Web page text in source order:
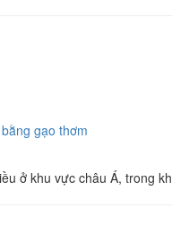
gạo thơm
ở khu vực châu Á, trong